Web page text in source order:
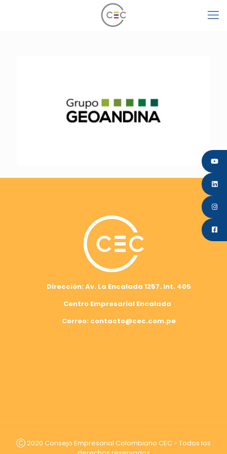
Dirección: Av. La Encalada 1257. Int. 405
Centro Empresarial Encalada
Correo: contacto@cec.com.pe
Ⓒ 2020 Consejo Empresarial Colombiano CEC - Todos los